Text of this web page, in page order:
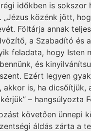
időkben is sokszor
„Jézus közénk jött,
Föltárja annak
a Szabadító és
feladata, hogy Isten
és
Ezért legyen
akkor is, ha dicsőítjük,
– hangsúlyozta
követően ünnepi
áldás zárta a